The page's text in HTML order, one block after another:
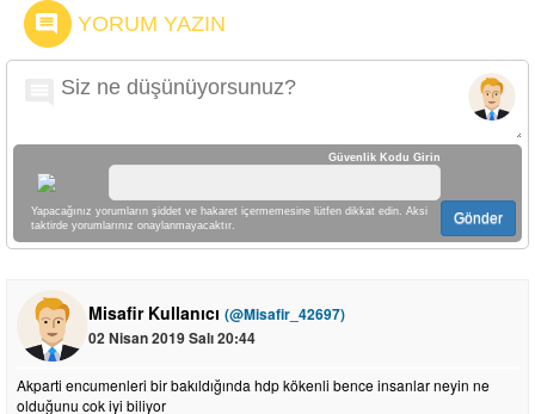
YORUM YAZIN
Güvenlik Kodu Girin
Yapacağınız yorumların şiddet ve hakaret içermemesine lütfen dikkat edin. Aksi
taktirde yorumlarınız onaylanmayacaktır.
Gönder
Misafir Kullanıcı (@Misafir_42697)
02 Nisan 2019 Salı 20:44
Akparti encumenleri bir bakıldığında hdp kökenli bence insanlar neyin ne
olduğunu cok iyi biliyor